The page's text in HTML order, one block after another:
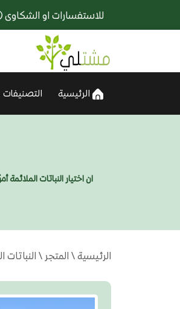
للاستفسارات او الشكاوى
الرئيسية التصنيفات
ان اختيار النباتات
الرئيسية \ المتجر \ النباتات